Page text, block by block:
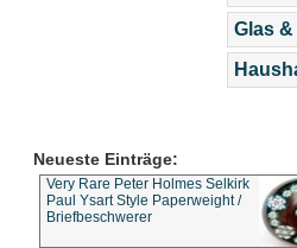
Glas &
Neueste Einträge:
Very Rare Peter Holmes Selkirk
Paul Ysart Style Paperweight /
Briefbeschwerer